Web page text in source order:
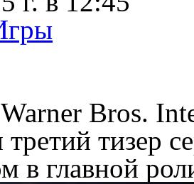
Bros.
тизер
в главной